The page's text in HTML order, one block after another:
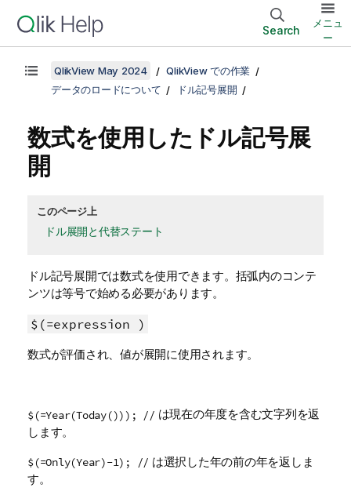
Search
メニュ
ー
QlikView May 2024
QlikView での作業
データのロードについて
ドル記号展開
数式を使用したドル記号展
開
このページ上
ドル展開と代替ステート
ドル記号展開では数式を使用できます。括弧内のコンテ
ンツは等号で始める必要があります。
$(=expression )
数式が評価され、値が展開に使用されます。
$(=Year(Today())); // は現在の年度を含む文字列を返
します。
$(=Only(Year)-1); // は選択した年の前の年を返しま
す。